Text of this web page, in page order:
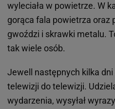
wyleciała w powietrze. W
gorąca fala powietrza oraz
gwoździ i skrawki metalu.
tak wiele osób.
Jewell następnych kilka dni
telewizji do telewizji.
wydarzenia, wysyłał